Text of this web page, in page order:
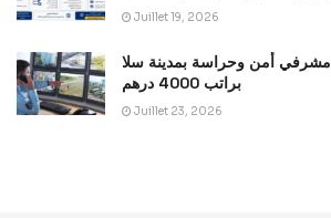
Juillet 19, 2026
أنابيك: توظيف 6 مشرفي أمن وحراسة بمدينة سلا
براتب 4000 درهم
Juillet 23, 2026